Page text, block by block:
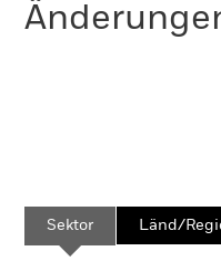
Sektor Länd/